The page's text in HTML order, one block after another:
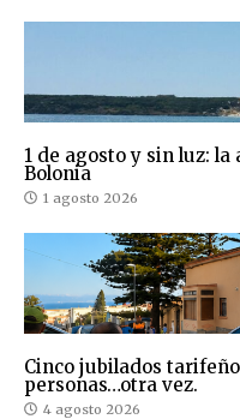
1 de agosto y sin luz:
Bolonia
1 agosto 2026
Cinco jubilados
personas…otra vez.
4 agosto 2026